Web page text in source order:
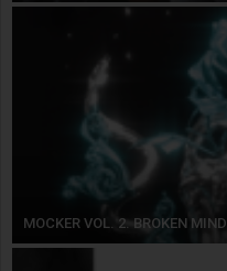
MOCKER VOL. 2. BROKEN MIND